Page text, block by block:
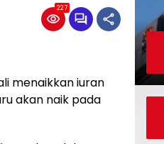
227
menaikkan iuran
akan naik pada